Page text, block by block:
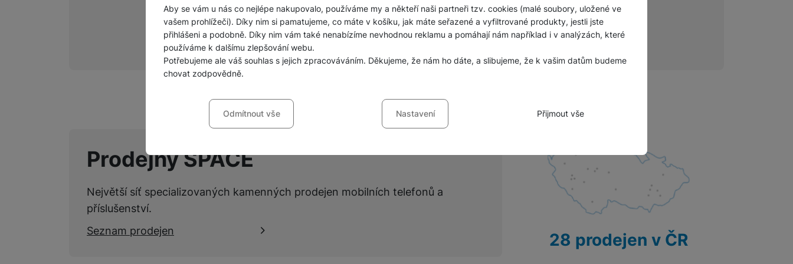
Aby se vám u nás co nejlépe nakupovalo, používáme my a někteří naši partneři tzv. cookies (malé soubory, uložené ve
vašem prohlížeči). Díky nim si pamatujeme, co máte v košíku, jak máte seřazené a vyfiltrované produkty, jestli jste
přihlášeni a podobně. Díky nim vám také nenabízíme nevhodnou reklamu a pomáhají nám například i v analýzách, které
používáme k dalšímu zlepšování webu.
Potřebujeme ale váš souhlas s jejich zpracováváním. Děkujeme, že nám ho dáte, a slibujeme, že k vašim datům budeme
chovat zodpovědně.
Nastavení souhlasů s kategoriemi cookies
bez těchto cookies náš web nebude fungovat
Technické cookies umožňují váš průchod nákupním košíkem, porovnávání produktů a další nezbytné funkce.
Preferenční a rozšířené funkce
Preferenční a rozšířené funkce
abyste nemuseli vše nastavovat znovu a abyste se s námi mohli spojit např. pomocí
chatu.
Díky těmto cookies vám práci s naším webem dokážeme ještě zpříjemnit. Dokážeme si zapamatovat vaše nastavení,
Odmítnout vše Nastavení Přijmout vše
Zobrazit všechny
Prodejny SPACE
Největší síť specializovaných kamenných prodejen mobilních telefonů a
příslušenství.
Seznam prodejen
28 prodejen v ČR